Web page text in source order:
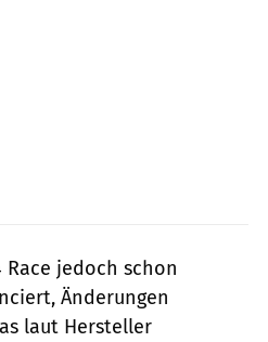
Race jedoch schon
Änderungen
laut Hersteller